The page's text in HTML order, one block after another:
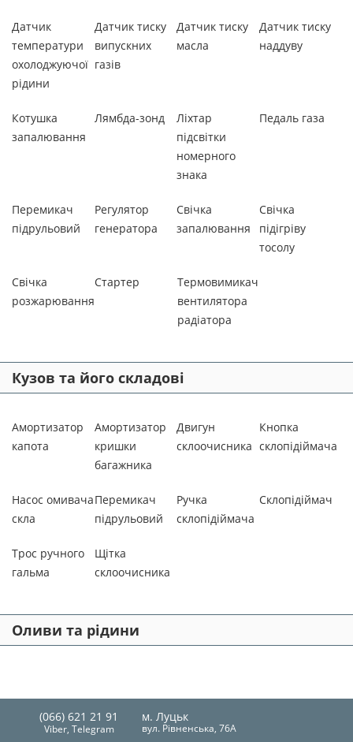
Датчик
температури
охолоджуючої
рідини
Датчик тиску
випускних
газів
Датчик тиску
масла
Датчик тиску
наддуву
Котушка
запалювання
Лямбда-зонд
Ліхтар
підсвітки
номерного
знака
Педаль газа
Перемикач
підрульовий
Регулятор
генератора
Свічка
запалювання
Свічка
підігріву
тосолу
Свічка
розжарювання
Стартер
Термовимикач
вентилятора
радіатора
Кузов та його складові
Амортизатор
капота
Амортизатор
кришки
багажника
Двигун
склоочисника
Кнопка
склопідіймача
Насос омивача
скла
Перемикач
підрульовий
Ручка
склопідіймача
Склопідіймач
Трос ручного
гальма
Щітка
склоочисника
Оливи та рідини
(066) 621 21 91
Viber, Telegram
м. Луцьк
вул. Рівненська, 76А